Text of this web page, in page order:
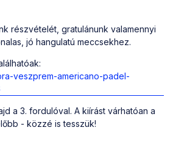
részvételét, gratulánunk valamennyi
jó hangulatú meccsekhez.
veszprem-americano-padel-
a 3. fordulóval. A kiírást várhatóan a
- közzé is tesszük!